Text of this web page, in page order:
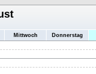
Mittwoch Donnerstag